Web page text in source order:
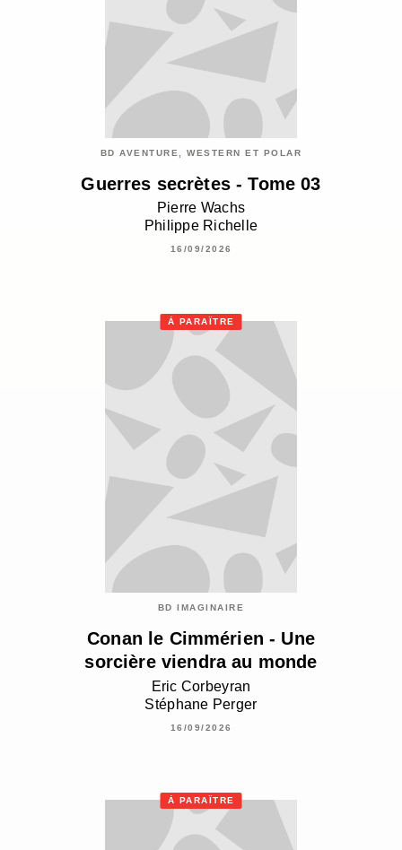
BD AVENTURE, WESTERN ET POLAR
Guerres secrètes - Tome 03
Pierre Wachs
Philippe Richelle
16/09/2026
À PARAÎTRE
BD IMAGINAIRE
Conan le Cimmérien - Une
sorcière viendra au monde
Eric Corbeyran
Stéphane Perger
16/09/2026
À PARAÎTRE